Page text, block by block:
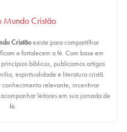
Mundo Cristão
Cristãoexiste para compartilhar
e fortalecem a fé. Com base em
bíblicos, publicamos artigos
espiritualidade e literatura cristã.
relevante, incentivar
leitores em sua jornada de
fé.